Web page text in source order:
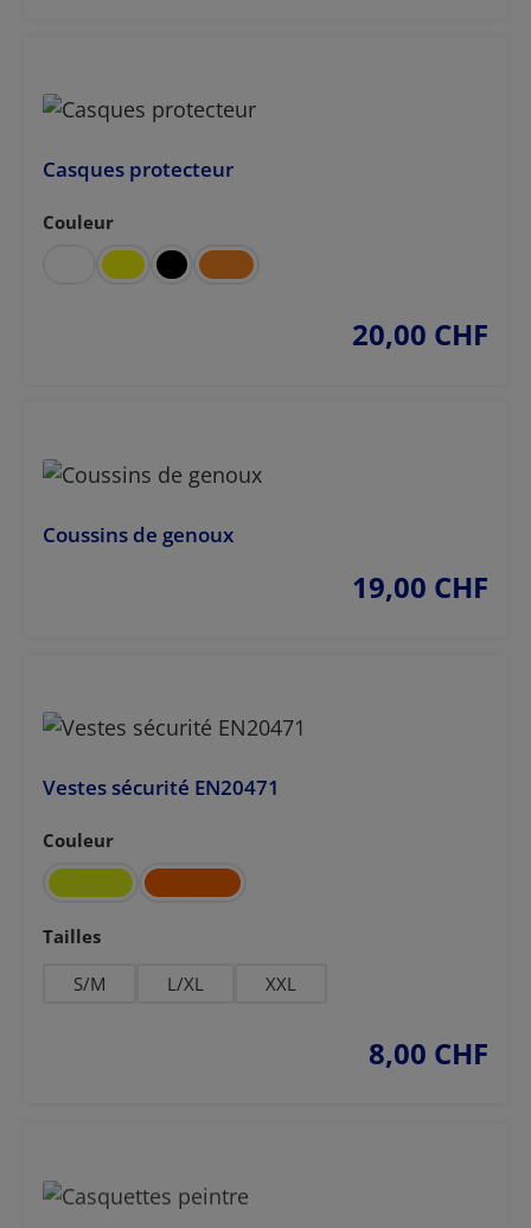
Casques protecteur
Sélectionnez
Couleur
prix régulier :
20,00 CHF
Coussins de genoux
prix régulier :
19,00 CHF
Vestes sécurité EN20471
Sélectionnez
Couleur
Sélectionnez
Tailles
S/M L/XL XXL
prix régulier :
8,00 CHF